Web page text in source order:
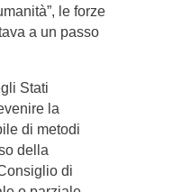
le forze
a un passo
Stati
la
di metodi
della
di